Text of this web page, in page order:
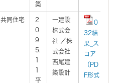
築
共同住宅
2
0
9
5.
1
1
平
一建設
株式会
社 ／株
式会社
西尾建
築設計
0
32結
果_ス
コア
（PD
F形式